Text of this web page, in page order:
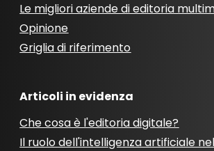
Le migliori aziende di editoria
Opinione
Griglia di riferimento
Articoli in evidenza
Che cosa è l'editoria digitale?
Il ruolo dell'intelligenza artificiale